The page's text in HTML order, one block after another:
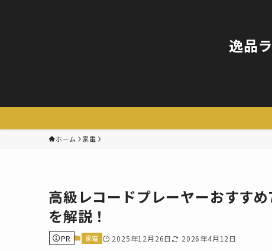
逸品
ホーム 家電
高級レコードプレーヤーおすす
を解説！
PR 家電 2025年12月26日 2026年4月12日